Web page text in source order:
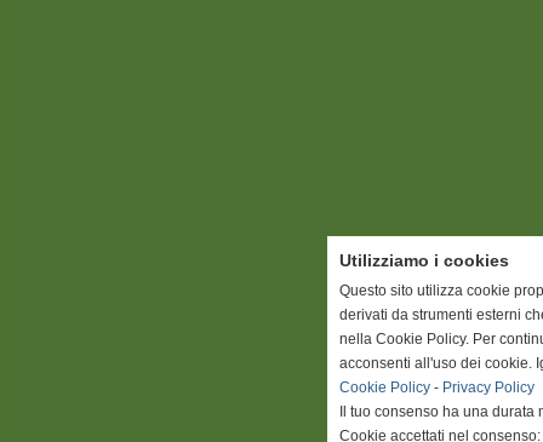
Utilizziamo i cookies
Questo sito utilizza cookie
derivati da strumenti esterni
nella Cookie Policy. Per
acconsenti all'uso dei cookie.
Cookie Policy - Privacy Policy
Il tuo consenso ha una durata
Cookie accettati nel